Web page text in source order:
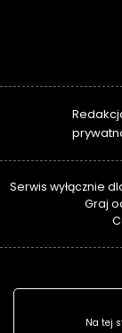
Serwis wyłącznie
Graj
Na tej